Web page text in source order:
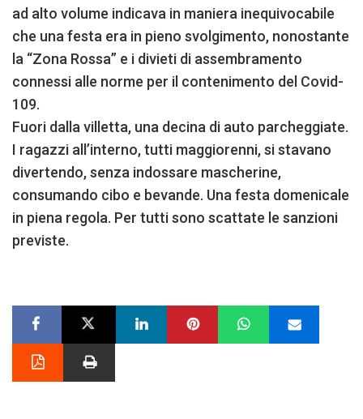
ad alto volume indicava in maniera inequivocabile
che una festa era in pieno svolgimento, nonostante
la “Zona Rossa” e i divieti di assembramento
connessi alle norme per il contenimento del Covid-
109.
Fuori dalla villetta, una decina di auto parcheggiate.
I ragazzi all’interno, tutti maggiorenni, si stavano
divertendo, senza indossare mascherine,
consumando cibo e bevande. Una festa domenicale
in piena regola. Per tutti sono scattate le sanzioni
previste.